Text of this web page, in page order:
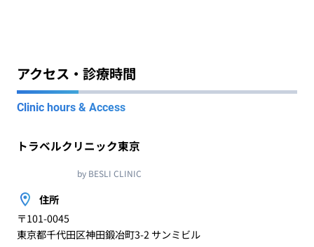
アクセス・診療時間
Clinic hours & Access
トラベルクリニック東京
by BESLI CLINIC
住所
〒101-0045
東京都千代田区神田鍛冶町3-2 サンミビル